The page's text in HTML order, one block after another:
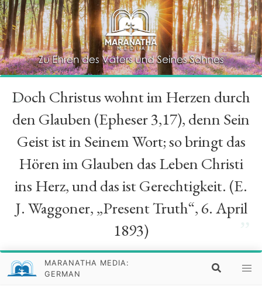
“
Doch Christus wohnt im Herzen durch
den Glauben (Epheser 3,17), denn Sein
Geist ist in Seinem Wort; so bringt das
Hören im Glauben das Leben Christi
ins Herz, und das ist Gerechtigkeit. (E.
J. Waggoner, „Present Truth“, 6. April
1893)
MARANATHA MEDIA:
GERMAN